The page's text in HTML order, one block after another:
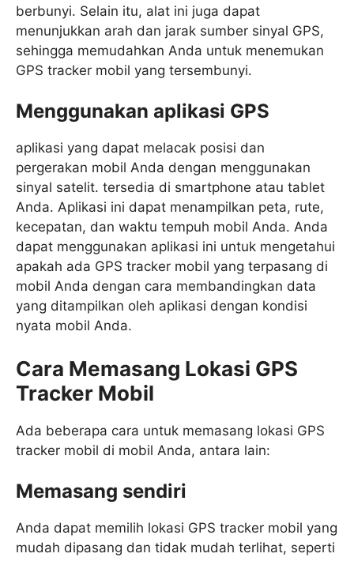
berbunyi. Selain itu, alat ini juga dapat
menunjukkan arah dan jarak sumber sinyal GPS,
sehingga memudahkan Anda untuk menemukan
GPS tracker mobil yang tersembunyi.
Menggunakan aplikasi GPS
aplikasi yang dapat melacak posisi dan
pergerakan mobil Anda dengan menggunakan
sinyal satelit. tersedia di smartphone atau tablet
Anda. Aplikasi ini dapat menampilkan peta, rute,
kecepatan, dan waktu tempuh mobil Anda. Anda
dapat menggunakan aplikasi ini untuk mengetahui
apakah ada GPS tracker mobil yang terpasang di
mobil Anda dengan cara membandingkan data
yang ditampilkan oleh aplikasi dengan kondisi
nyata mobil Anda.
Cara Memasang Lokasi GPS
Tracker Mobil
Ada beberapa cara untuk memasang lokasi GPS
tracker mobil di mobil Anda, antara lain:
Memasang sendiri
Anda dapat memilih lokasi GPS tracker mobil yang
mudah dipasang dan tidak mudah terlihat, seperti